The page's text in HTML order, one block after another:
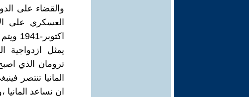
والقضاء على
ترومان الذي اصبح
المانيا تنتصر
ان نساعد